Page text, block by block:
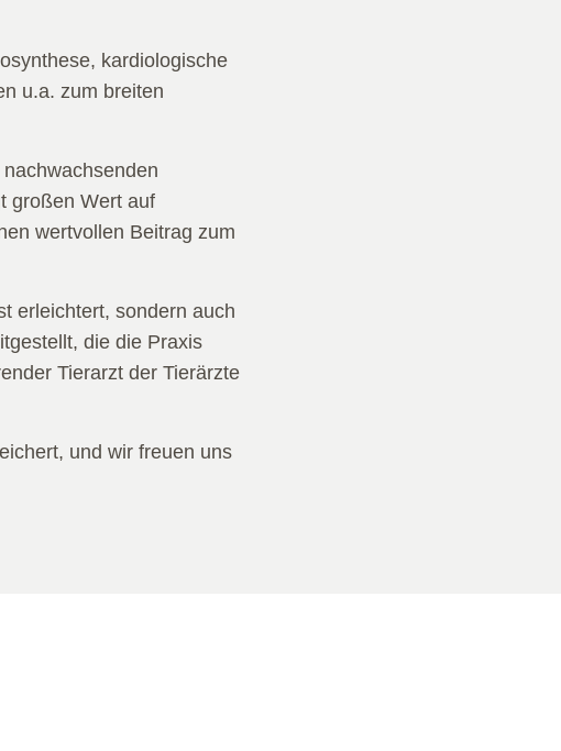
kardiologische
u.a. zum breiten
großen Wert auf
wertvollen Beitrag zum
erleichtert, sondern auch
die die Praxis
Tierarzt der Tierärzte
und wir freuen uns